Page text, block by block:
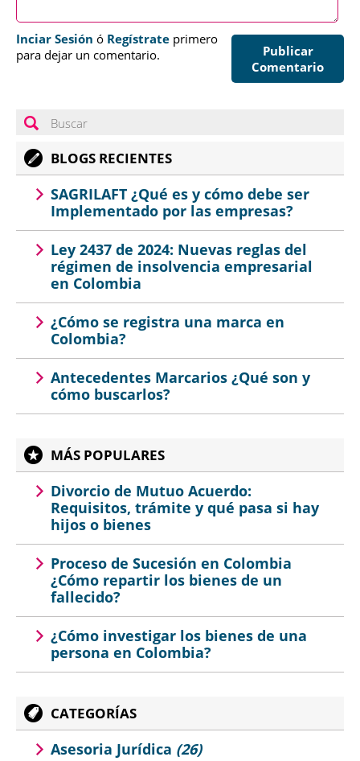
Publicar
Comentario
Inciar Sesión ó Regístrate primero
para dejar un comentario.
BLOGS RECIENTES
SAGRILAFT ¿Qué es y cómo debe ser
Implementado por las empresas?
Ley 2437 de 2024: Nuevas reglas del
régimen de insolvencia empresarial
en Colombia
¿Cómo se registra una marca en
Colombia?
Antecedentes Marcarios ¿Qué son y
cómo buscarlos?
MÁS POPULARES
Divorcio de Mutuo Acuerdo:
Requisitos, trámite y qué pasa si hay
hijos o bienes
Proceso de Sucesión en Colombia
¿Cómo repartir los bienes de un
fallecido?
¿Cómo investigar los bienes de una
persona en Colombia?
CATEGORÍAS
Asesoria Jurídica (26)